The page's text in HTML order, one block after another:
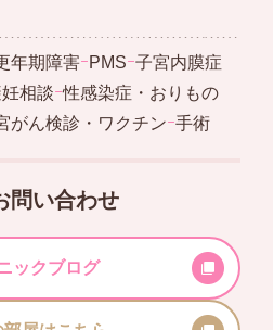
年期障害ｰPMSｰ子宮内膜症
相談ｰ性感染症・おりもの
がん検診・ワクチンｰ手術
問い合わせ
ックブログ